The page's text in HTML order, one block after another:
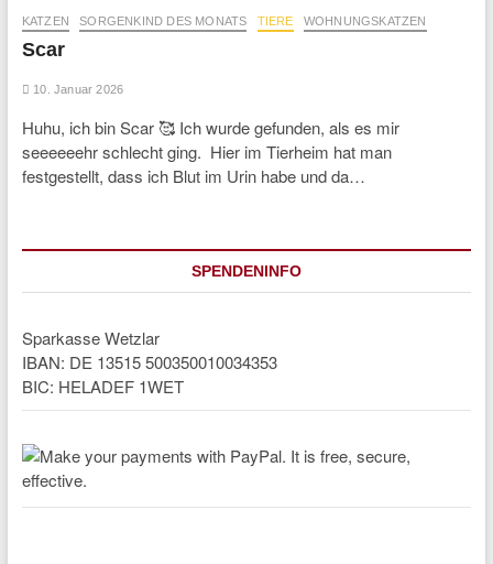
KATZEN SORGENKIND DES MONATS TIERE WOHNUNGSKATZEN
Scar
10. Januar 2026
Huhu, ich bin Scar 🥰 Ich wurde gefunden, als es mir
seeeeeehr schlecht ging. Hier im Tierheim hat man
festgestellt, dass ich Blut im Urin habe und da…
SPENDENINFO
Sparkasse Wetzlar
IBAN: DE 13515 500350010034353
BIC: HELADEF 1WET